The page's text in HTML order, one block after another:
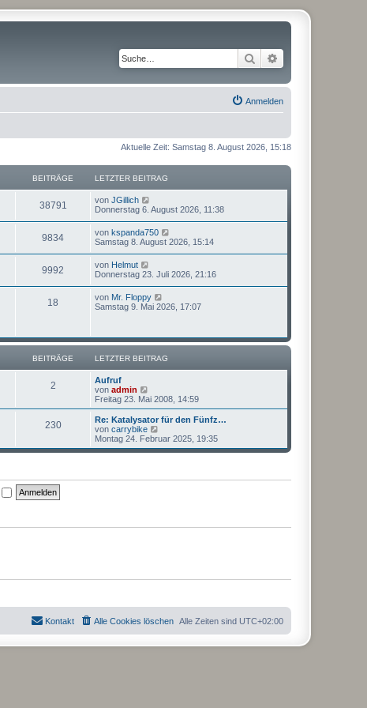
Suche
Anmelden
Aktuelle Zeit: Samstag 8. August 2026, 15:18
BEITRÄGE LETZTER BEITRAG
38791 von JGillich
e
e
s
t
e
B
e
i
t
r
Donnerstag 6. August 2026, 11:38
9834 von kspanda750
e
s
t
e
B
t
r
Samstag 8. August 2026, 15:14
9992 von Helmut
e
s
t
B
i
t
g
Donnerstag 23. Juli 2026, 21:16
18 von Mr. Floppy
e
t
r
B
t
r
a
Samstag 9. Mai 2026, 17:07
BEITRÄGE LETZTER BEITRAG
2
Aufruf
von admin
e
u
e
s
t
r
i
Freitag 23. Mai 2008, 14:59
230
Re: Katalysator für den Fünfz…
von carrybike
e
u
Montag 24. Februar 2025, 19:35
Alle Zeiten sind UTC+02:00
Alle Cookies löschen
Kontakt